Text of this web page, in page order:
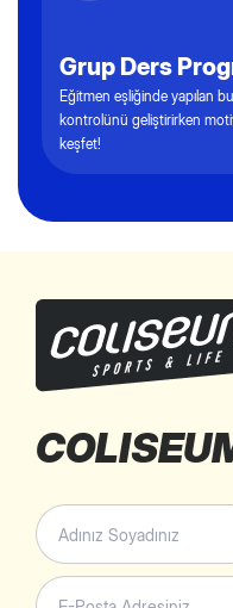
Grup Ders
Eğitmen eşliğinde yapılan
kontrolünü geliştirirken
keşfet!